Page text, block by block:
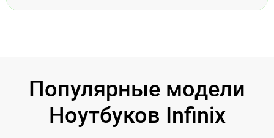
Популярные модели
Ноутбуков Infinix